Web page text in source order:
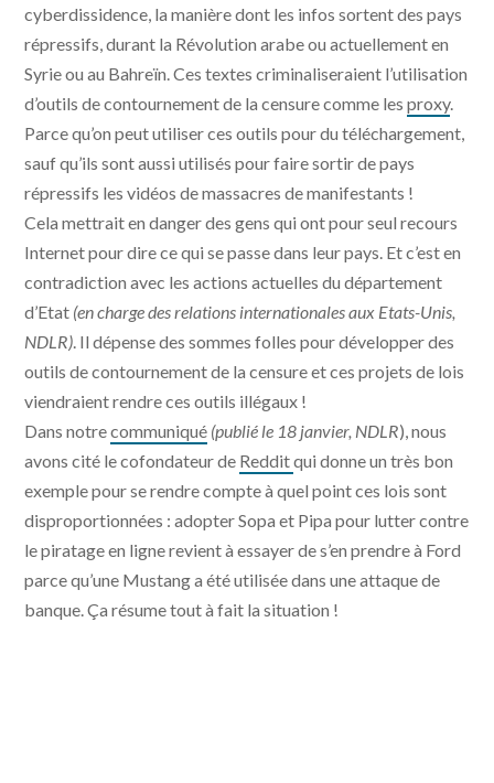
cyberdissidence, la manière dont les infos sortent des pays
répressifs, durant la Révolution arabe ou actuellement en
Syrie ou au Bahreïn. Ces textes criminaliseraient l’utilisation
d’outils de contournement de la censure comme lesproxy.
Parce qu’on peut utiliser ces outils pour du téléchargement,
sauf qu’ils sont aussi utilisés pour faire sortir de pays
répressifs les vidéos de massacres de manifestants !
Cela mettrait en danger des gens qui ont pour seul recours
Internet pour dire ce qui se passe dans leur pays. Et c’est en
contradiction avec les actions actuelles du département
d’Etat (en charge des relations internationales aux Etats-Unis,
NDLR). Il dépense des sommes folles pour développer des
outils de contournement de la censure et ces projets de lois
viendraient rendre ces outils illégaux !
Dans notrecommuniqué (publié le 18 janvier, NDLR), nous
avons cité le cofondateur de Redditqui donne un très bon
exemple pour se rendre compte à quel point ces lois sont
disproportionnées : adopter Sopa et Pipa pour lutter contre
le piratage en ligne revient à essayer de s’en prendre à Ford
parce qu’une Mustang a été utilisée dans une attaque de
banque. Ça résume tout à fait la situation !